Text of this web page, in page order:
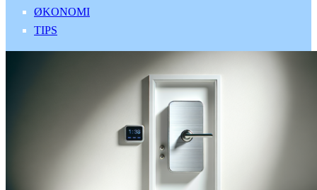
ØKONOMI
TIPS